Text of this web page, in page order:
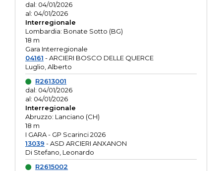
dal: 04/01/2026
al: 04/01/2026
Interregionale
Lombardia: Bonate Sotto (BG)
18 m
Gara Interregionale
04161 - ARCIERI BOSCO DELLE QUERCE
Luglio, Alberto
R2613001
dal: 04/01/2026
al: 04/01/2026
Interregionale
Abruzzo: Lanciano (CH)
18 m
I GARA - GP Scarinci 2026
13039 - ASD ARCIERI ANXANON
Di Stefano, Leonardo
R2615002